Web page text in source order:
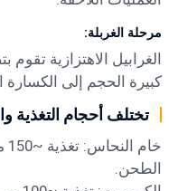
مرحلة الغربلة:
الغرابيل الاهتزازية تقوم
كبيرة الحجم إلى الكسارة
تختلف أحجام التغذية
الطحن.